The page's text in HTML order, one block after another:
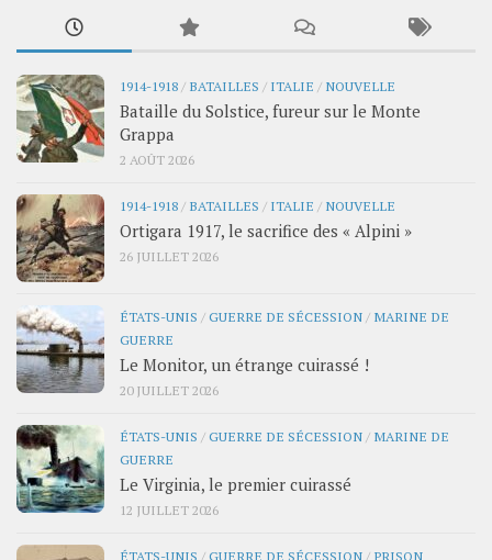
1914-1918 / BATAILLES / ITALIE / NOUVELLE
Bataille du Solstice, fureur sur le Monte
Grappa
2 AOÛT 2026
1914-1918 / BATAILLES / ITALIE / NOUVELLE
Ortigara 1917, le sacrifice des « Alpini »
26 JUILLET 2026
ÉTATS-UNIS /GUERRE DE SÉCESSION / MARINE DE
GUERRE
Le Monitor, un étrange cuirassé !
20 JUILLET 2026
ÉTATS-UNIS /GUERRE DE SÉCESSION / MARINE DE
GUERRE
Le Virginia, le premier cuirassé
12 JUILLET 2026
ÉTATS-UNIS /GUERRE DE SÉCESSION / PRISON